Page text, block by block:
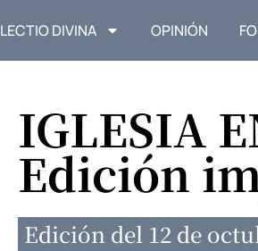
LECTIO DIVINA OPINIÓN
IGLESIA
Edición
Edición del 12 de